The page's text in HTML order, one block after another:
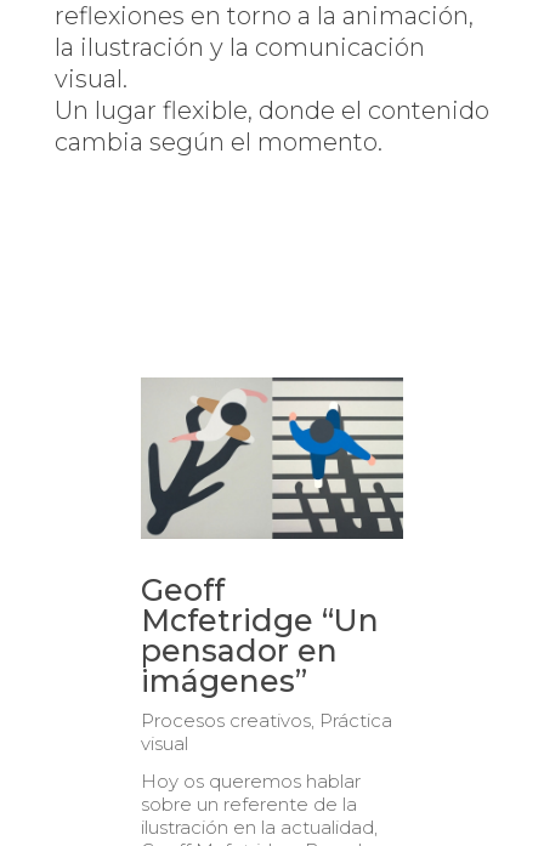
reflexiones en torno a la animación,
la ilustración y la comunicación
visual.
Un lugar flexible, donde el contenido
cambia según el momento.
Geoff
Mcfetridge “Un
pensador en
imágenes”
Procesos creativos, Práctica
visual
Hoy os queremos hablar
sobre un referente de la
ilustración en la actualidad,